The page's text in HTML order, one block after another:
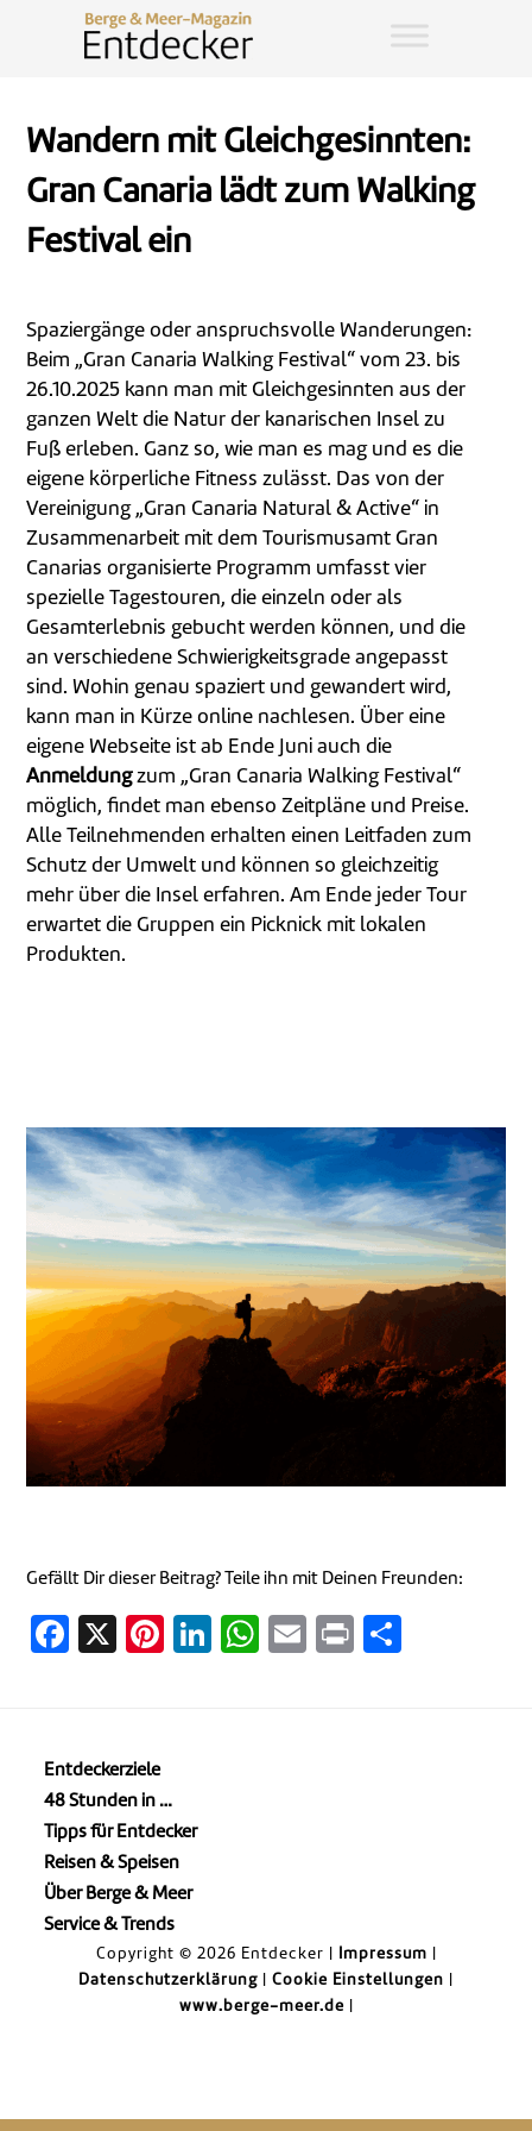
Wandern mit Gleichgesinnten:
Gran Canaria lädt zum Walking
Festival ein
Spaziergänge oder anspruchsvolle Wanderungen:
Beim „Gran Canaria Walking Festival“ vom 23. bis
26.10.2025 kann man mit Gleichgesinnten aus der
ganzen Welt die Natur der kanarischen Insel zu
Fuß erleben. Ganz so, wie man es mag und es die
eigene körperliche Fitness zulässt. Das von der
Vereinigung „Gran Canaria Natural & Active“ in
Zusammenarbeit mit dem Tourismusamt Gran
Canarias organisierte Programm umfasst vier
spezielle Tagestouren, die einzeln oder als
Gesamterlebnis gebucht werden können, und die
an verschiedene Schwierigkeitsgrade angepasst
sind. Wohin genau spaziert und gewandert wird,
kann man in Kürze online nachlesen. Über eine
eigene Webseite ist ab Ende Juni auch die
Anmeldungzum „Gran Canaria Walking Festival“
möglich, findet man ebenso Zeitpläne und Preise.
Alle Teilnehmenden erhalten einen Leitfaden zum
Schutz der Umwelt und können so gleichzeitig
mehr über die Insel erfahren. Am Ende jeder Tour
erwartet die Gruppen ein Picknick mit lokalen
Produkten.
Gefällt Dir dieser Beitrag? Teile ihn mit Deinen Freunden:
Facebook
X Pinterest
LinkedIn
WhatsApp
EmailPrint
Entdeckerziele
48 Stunden in …
Tipps für Entdecker
Reisen & Speisen
Über Berge & Meer
Service & Trends
Copyright © 2026 Entdecker | Impressum
Datenschutzerklärung
Cookie Einstellungen
www.berge-meer.de|